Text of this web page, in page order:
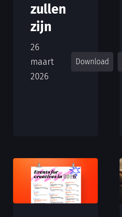
zullen
zijn
26
maart
2026
Download